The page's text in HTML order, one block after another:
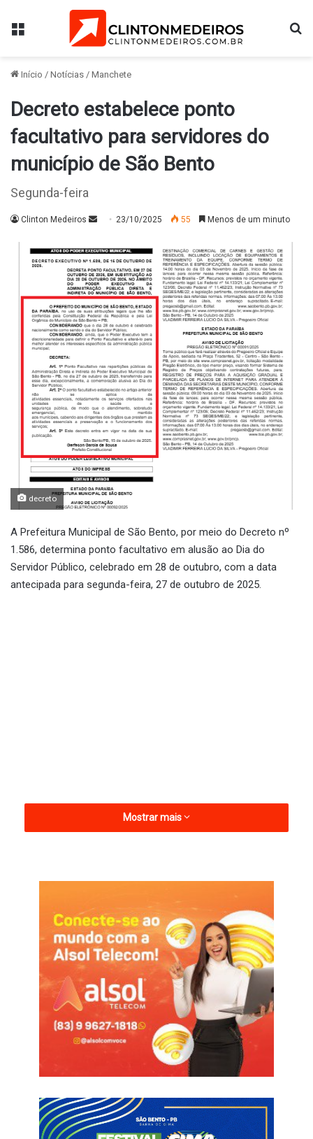
Menu
Início / Notícias / Manchete
Decreto estabelece ponto
facultativo para servidores do
município de São Bento
Segunda-feira
Clinton Medeiros
Mande
e-
mail
23/10/2025 55 Menos de um minuto
decreto
A Prefeitura Municipal de São Bento, por meio do Decreto nº
1.586, determina ponto facultativo em alusão ao Dia do
Servidor Público, celebrado em 28 de outubro, com a data
antecipada para segunda-feira, 27 de outubro de 2025.
Mostrar mais